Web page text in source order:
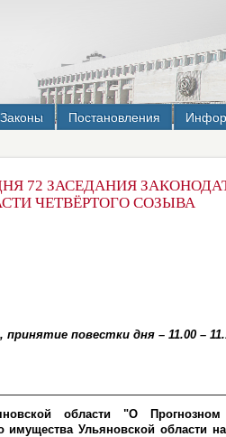
Законы Постановления
72 ЗАСЕДАНИЯ
ЧЕТВЁРТОГО СОЗЫВА
повестки дня – 11.00 –
области "О Прогнозном
имущества Ульяновской области